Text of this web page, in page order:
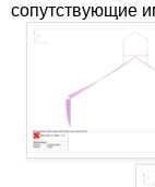
сопутствующие